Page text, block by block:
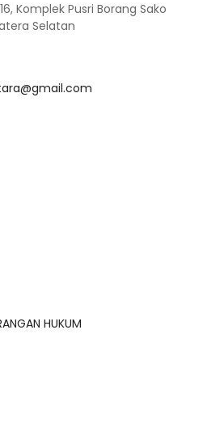
Komplek Pusri Borang Sako
Selatan
HUKUM